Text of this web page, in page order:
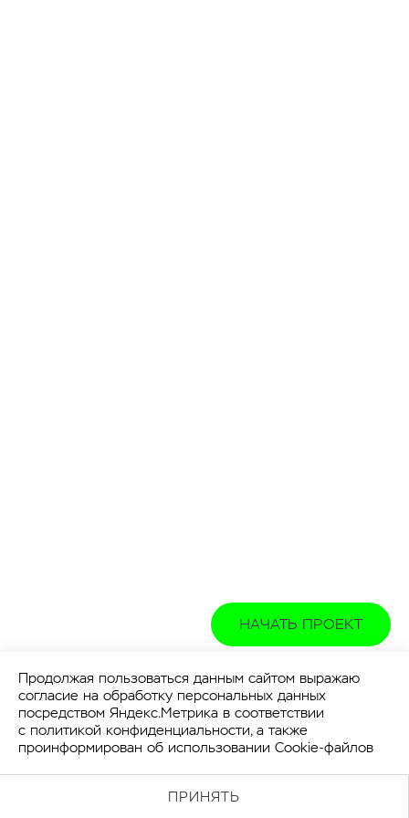
НАЧАТЬ ПРОЕКТ
Продолжая пользоваться данным сайтом выражаю
согласие на обработку персональных данных
посредством Яндекс.Метрика в соответствии
с политикой конфиденциальности, а также
проинформирован об использовании Cookie-файлов
ПРИНЯТЬ